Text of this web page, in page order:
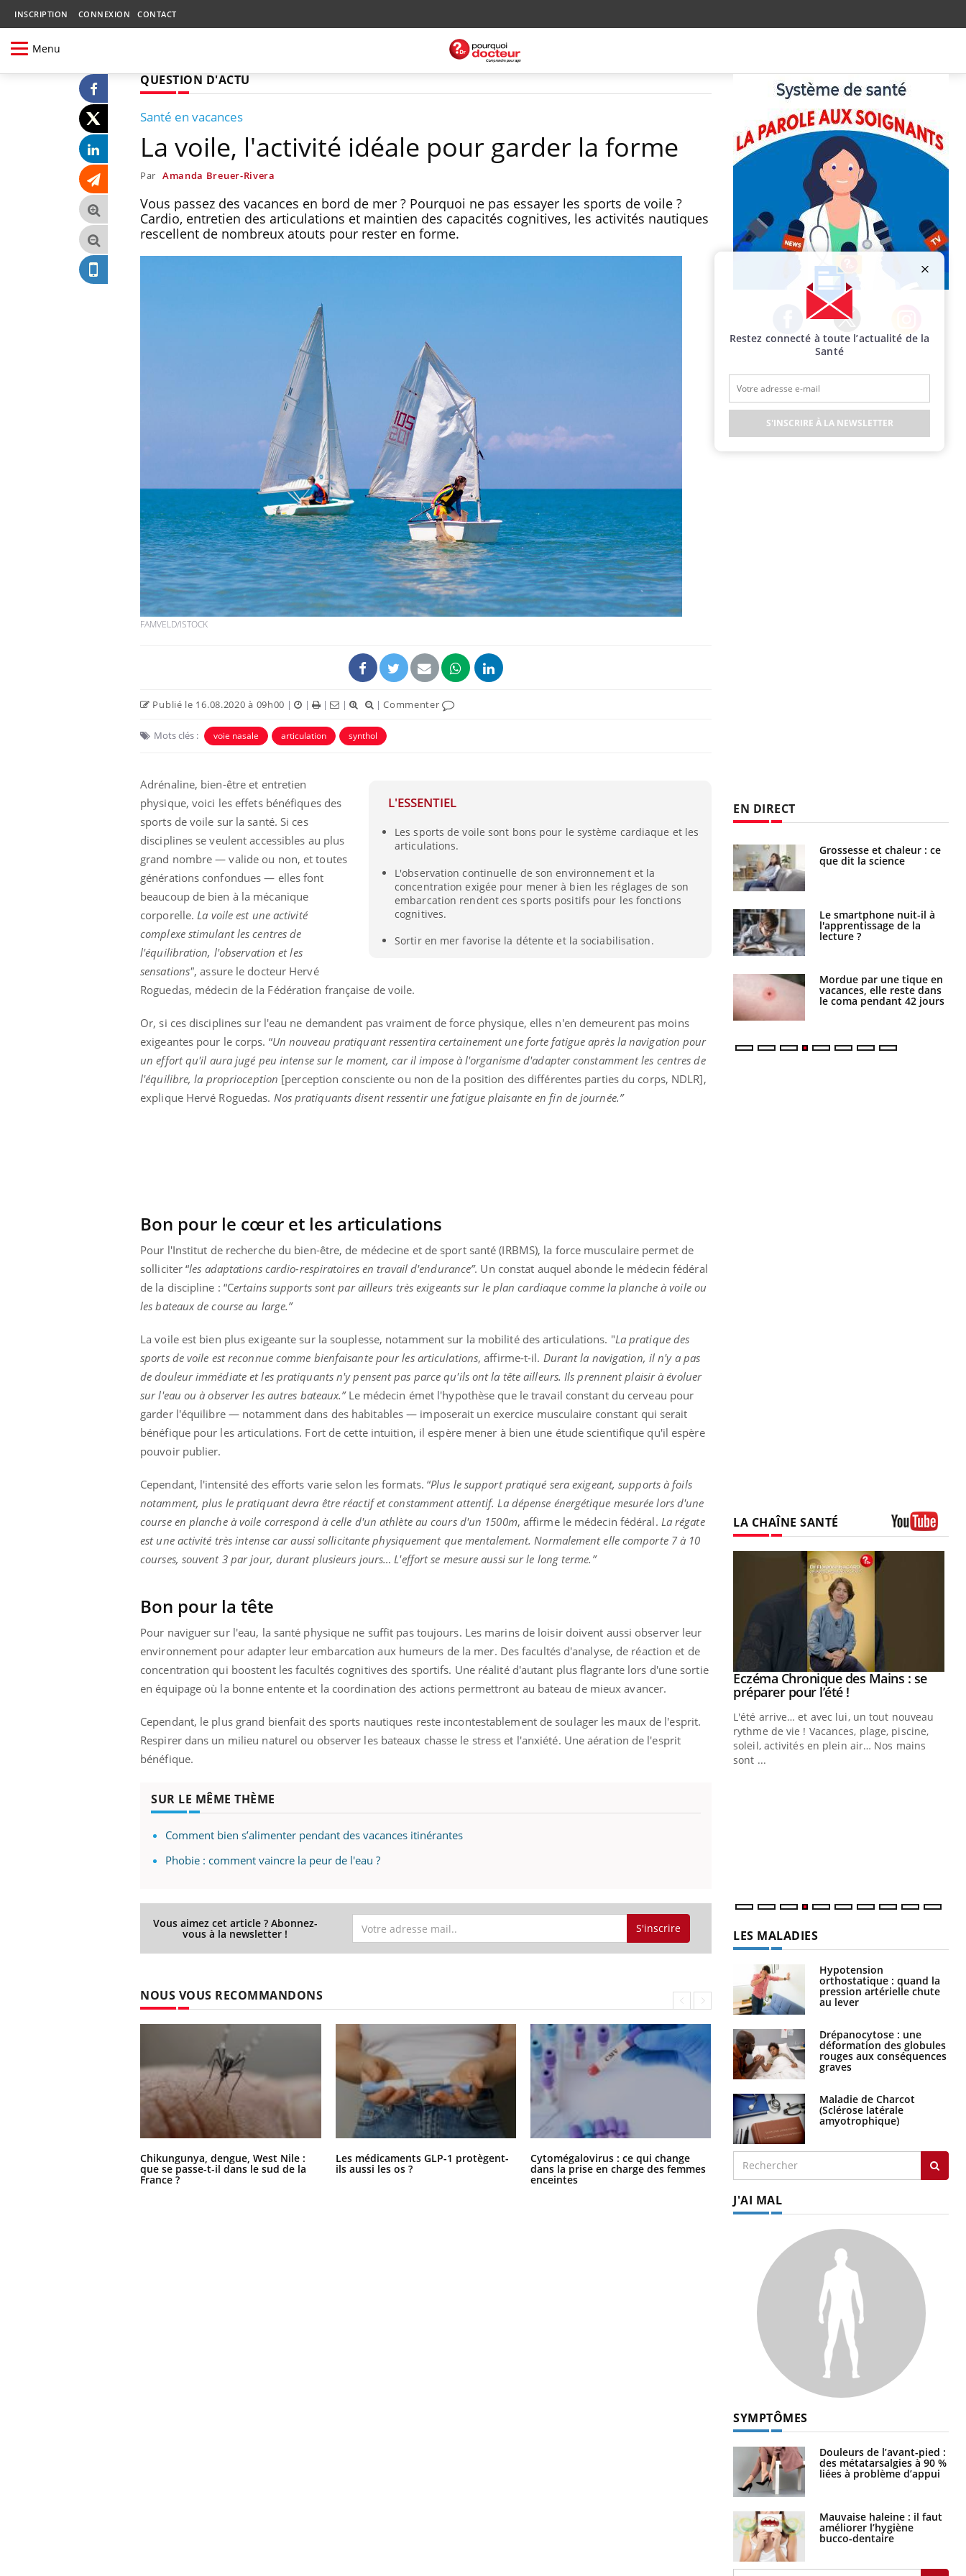
INSCRIPTION CONNEXION CONTACT
Menu
QUESTION D'ACTU
Santé en vacances
La voile, l'activité idéale pour garder la forme
Par Amanda Breuer-Rivera
Vous passez des vacances en bord de mer ? Pourquoi ne pas essayer les sports de voile ?
Cardio, entretien des articulations et maintien des capacités cognitives, les activités nautiques
rescellent de nombreux atouts pour rester en forme.
FAMVELD/ISTOCK
Publié le 16.08.2020 à 09h00 | | | | |Commenter
Mots clés : voie nasale articulation synthol
L'ESSENTIEL
Les sports de voile sont bons pour le système cardiaque et les
articulations.
L'observation continuelle de son environnement et la
concentration exigée pour mener à bien les réglages de son
embarcation rendent ces sports positifs pour les fonctions
cognitives.
Sortir en mer favorise la détente et la sociabilisation.
Adrénaline, bien-être et entretien
physique, voici les effets bénéfiques des
sports de voile sur la santé. Si ces
disciplines se veulent accessibles au plus
grand nombre — valide ou non, et toutes
générations confondues — elles font
beaucoup de bien à la mécanique
corporelle.La voile est une activité
complexe stimulant les centres de
l'équilibration, l'observation et les
sensations", assure le docteur Hervé
Roguedas, médecin de la Fédération française de voile.
Or, si ces disciplines sur l'eau ne demandent pas vraiment de force physique, elles n'en demeurent pas moins
exigeantes pour le corps. “Un nouveau pratiquant ressentira certainement une forte fatigue après la navigation pour
un effort qu'il aura jugé peu intense sur le moment, car il impose à l'organisme d'adapter constamment les centres de
l'équilibre, la proprioception [perception consciente ou non de la position des différentes parties du corps, NDLR],
explique Hervé Roguedas. Nos pratiquants disent ressentir une fatigue plaisante en fin de journée.”
Bon pour le cœur et les articulations
Pour l'Institut de recherche du bien-être, de médecine et de sport santé (IRBMS), la force musculaire permet de
solliciter “les adaptations cardio-respiratoires en travail d'endurance”. Un constat auquel abonde le médecin fédéral
de la discipline : “Certains supports sont par ailleurs très exigeants sur le plan cardiaque comme la planche à voile ou
les bateaux de course au large.”
La voile est bien plus exigeante sur la souplesse, notamment sur la mobilité des articulations. "La pratique des
sports de voile est reconnue comme bienfaisante pour les articulations, affirme-t-il. Durant la navigation, il n'y a pas
de douleur immédiate et les pratiquants n'y pensent pas parce qu'ils ont la tête ailleurs. Ils prennent plaisir à évoluer
sur l'eau ou à observer les autres bateaux.”Le médecin émet l'hypothèse que le travail constant du cerveau pour
garder l'équilibre — notamment dans des habitables — imposerait un exercice musculaire constant qui serait
bénéfique pour les articulations. Fort de cette intuition, il espère mener à bien une étude scientifique qu'il espère
pouvoir publier.
Cependant, l'intensité des efforts varie selon les formats. “Plus le support pratiqué sera exigeant, supports à foils
notamment, plus le pratiquant devra être réactif et constamment attentif. La dépense énergétique mesurée lors d'une
course en planche à voile correspond à celle d'un athlète au cours d'un 1500m, affirme le médecin fédéral. La régate
est une activité très intense car aussi sollicitante physiquement que mentalement. Normalement elle comporte 7 à 10
courses, souvent 3 par jour, durant plusieurs jours… L'effort se mesure aussi sur le long terme.”
Bon pour la tête
Pour naviguer sur l'eau, la santé physique ne suffit pas toujours. Les marins de loisir doivent aussi observer leur
environnement pour adapter leur embarcation aux humeurs de la mer. Des facultés d'analyse, de réaction et de
concentration qui boostent les facultés cognitives des sportifs. Une réalité d'autant plus flagrante lors d'une sortie
en équipage où la bonne entente et la coordination des actions permettront au bateau de mieux avancer.
Cependant, le plus grand bienfait des sports nautiques reste incontestablement de soulager les maux de l'esprit.
Respirer dans un milieu naturel ou observer les bateaux chasse le stress et l'anxiété. Une aération de l'esprit
bénéfique.
SUR LE MÊME THÈME
Comment bien s’alimenter pendant des vacances itinérantes
Phobie : comment vaincre la peur de l'eau ?
Vous aimez cet article ? Abonnez-
vous à la newsletter ! S'inscrire
NOUS VOUS RECOMMANDONS
Chikungunya, dengue, West Nile :
que se passe-t-il dans le sud de la
France ?
Les médicaments GLP-1 protègent-
ils aussi les os ?
Cytomégalovirus : ce qui change
dans la prise en charge des femmes
enceintes
La sieste empêche-t-elle de dormir
la nuit ?
Facebook Twitter Instagram
EN DIRECT
de dormir la nuit ?
VIH : la fin du comprimé
elle enfin ?
Pourquoi votre ventre
gâche-t-il les premiers
Fortes chaleurs :
noyade grimpe-t-il ?
Le Viagra pourrait-il
cancer ?
de protéines pourrait
lecture ?
Mordue par un
barracuda, une petite fille
secourue grâce à un
Légionellose en Suisse :
quelle est l’origine de la
contamination ?
Allergies alimentaires :
une nouvelle arme contre
les réactions sévères
LA CHAÎNE SANTÉ
Carence en fer : comprendre pour
Youtube
Fatigue, irritabilité, brouillard mental ou
même alopécie… Les symptômes de la
carence en fer sont multiples ce qui la rend
Youtube
Insuline & Charge mentale : et si on
osait en parler?? Youtube
En 2026, l'insuline dans le diabète de type 2
reste entourée d'idées reçues chez les
patients comme parfois chez les soignants.
Youtube
Eczéma Chronique des Mains : se
préparer pour l’été !Youtube
L'été arrive… et avec lui, un tout nouveau
rythme de vie ! Vacances, plage, piscine,
soleil, activités en plein air… Nos mains
LES MALADIES
Hypotension
orthostatique : quand la
pression artérielle chute
au lever
Drépanocytose : une
déformation des globules
rouges aux conséquences
graves
Maladie de Charcot
(Sclérose latérale
amyotrophique)
J'AI MAL
SYMPTÔMES
Douleurs de l’avant-pied :
des métatarsalgies à 90 %
liées à problème d’appui
Mauvaise haleine : il faut
améliorer l’hygiène
bucco-dentaire
Restez connecté à toute l’actualité de la
Santé
S'INSCRIRE À LA NEWSLETTER